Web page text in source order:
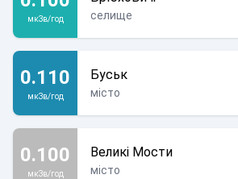
мкЗв/год селище
0.110
мкЗв/год
Буськ
місто
0.100
мкЗв/год
Великі Мости
місто